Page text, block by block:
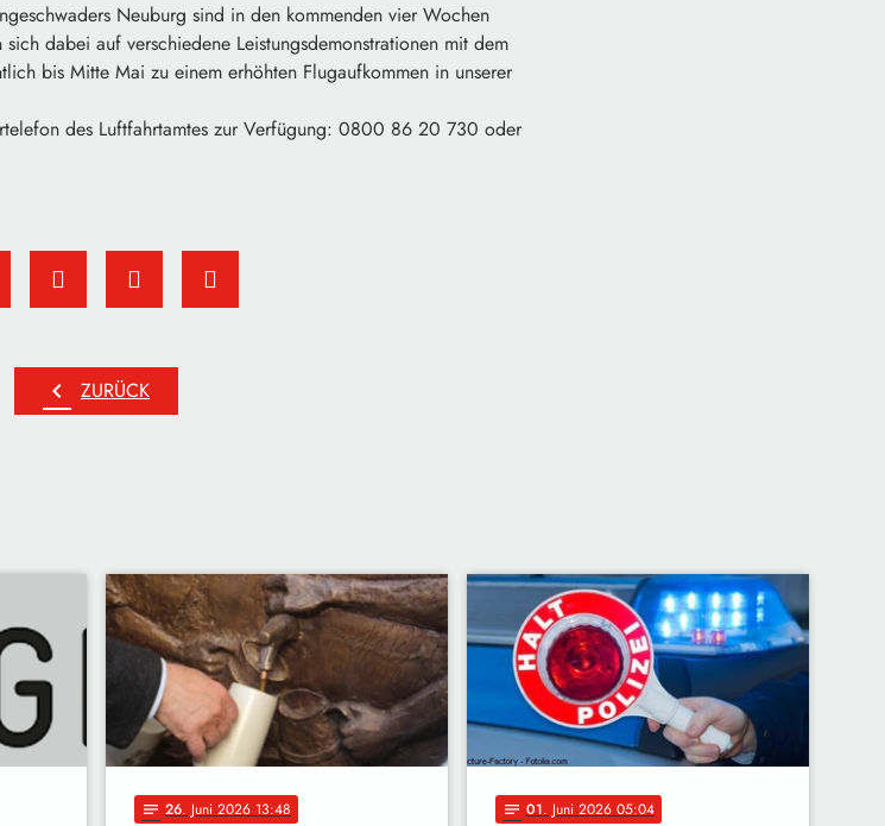
Neuburg sind in den kommenden vier Wochen
dabei auf verschiedene Leistungsdemonstrationen mit dem
bis Mitte Mai zu einem erhöhten Flugaufkommen in unserer
des Luftfahrtamtes zur Verfügung: 0800 86 20 730 oder
chevron_left ZURÜCK
notes 26. Juni 2026 13:48 notes 01. Juni 2026 05:04